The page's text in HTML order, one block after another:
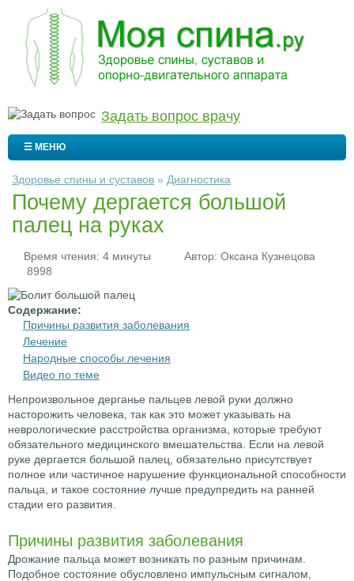
Задать вопрос врачу
☰ МЕНЮ
Здоровье спины и суставов » Диагностика
Почему дергается большой
палец на руках
Время чтения: 4 минуты Автор: Оксана Кузнецова
8998
Содержание:
Причины развития заболевания
Лечение
Народные способы лечения
Видео по теме
Непроизвольное дерганье пальцев левой руки должно
насторожить человека, так как это может указывать на
неврологические расстройства организма, которые требуют
обязательного медицинского вмешательства. Если на левой
руке дергается большой палец, обязательно присутствует
полное или частичное нарушение функциональной способности
пальца, и такое состояние лучше предупредить на ранней
стадии его развития.
Причины развития заболевания
Дрожание пальца может возникать по разным причинам.
Подобное состояние обусловлено импульсным сигналом,